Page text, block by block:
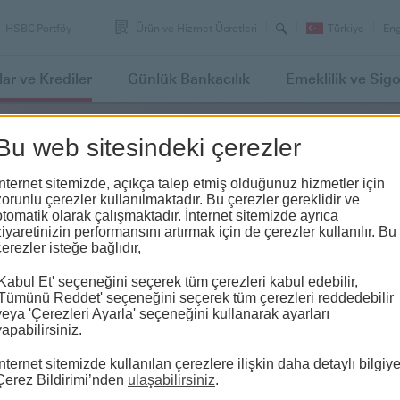
Arama
ve Krediler Günlük Bankacılık Emeklilik ve
web sitesindeki çerezler
İnternet sitemizde, açıkça talep etmiş olduğunuz hizmetler için
çerezler kullanılmaktadır. Bu çerezler gereklidir ve
olarak çalışmaktadır. İnternet sitemizde ayrıca
performansını artırmak için de çerezler kullanılır. Bu
isteğe bağlıdır,
Et' seçeneğini seçerek tüm çerezleri kabul edebilir,
Reddet' seçeneğini seçerek tüm çerezleri reddedebilir
'Çerezleri Ayarla' seçeneğini kullanarak ayarları
İnternet sitemizde kullanılan çerezlere ilişkin daha detaylı bilgiye
Bildirimi’nden ulaşabilirsiniz.